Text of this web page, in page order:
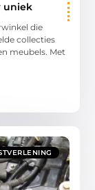
uniek
die
collecties
meubels. Met